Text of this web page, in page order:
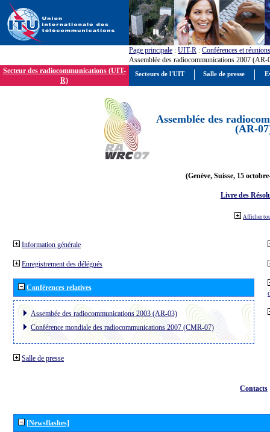
Page principale : UIT-R : Conférences et réunions
Assemblée des radiocommunications 2007 (AR-
Secteur des radiocommunications (UIT-
R)
Assemblée des
(AR-
(Genève, Suisse, 15
Livre des
Afficher
Information générale
Enregistrement des délégués
Conférences relatives
Assembée des radiocommunications 2003 (AR-03)
Conférence mondiale des radiocommunications 2007 (CMR-07)
Salle de presse
Contacts
[Newsflashes]
Secteurs de l'UIT Salle de presse